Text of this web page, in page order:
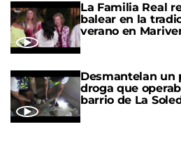
La Familia Real
balear en la
verano en
Desmantelan un
droga que
barrio de La